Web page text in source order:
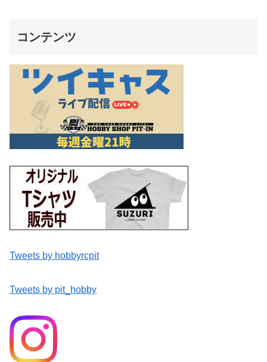
コンテンツ
Tweets by hobbyrcpit
Tweets by pit_hobby